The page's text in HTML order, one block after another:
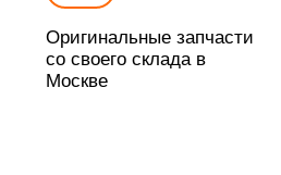
Оригинальные запчасти
со своего склада в
Москве